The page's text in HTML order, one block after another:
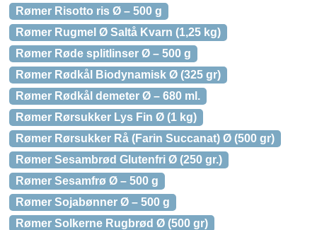
Rømer Risotto ris Ø – 500 g
Rømer Rugmel Ø Saltå Kvarn (1,25 kg)
Rømer Røde splitlinser Ø – 500 g
Rømer Rødkål Biodynamisk Ø (325 gr)
Rømer Rødkål demeter Ø – 680 ml.
Rømer Rørsukker Lys Fin Ø (1 kg)
Rømer Rørsukker Rå (Farin Succanat) Ø (500 gr)
Rømer Sesambrød Glutenfri Ø (250 gr.)
Rømer Sesamfrø Ø – 500 g
Rømer Sojabønner Ø – 500 g
Rømer Solkerne Rugbrød Ø (500 gr)